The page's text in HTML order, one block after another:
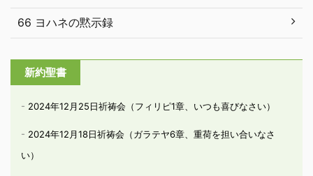
66 ヨハネの黙示録
新約聖書
2024年12月25日祈祷会（フィリピ1章、いつも喜びなさい）
2024年12月18日祈祷会（ガラテヤ6章、重荷を担い合いなさ
い）